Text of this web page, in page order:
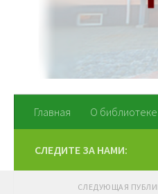
Главная О библиотеке
СЛЕДИТЕ ЗА НАМИ:
СЛЕДУЮЩАЯ